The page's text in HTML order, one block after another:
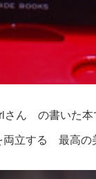
ん の書いた本
立する 最高の